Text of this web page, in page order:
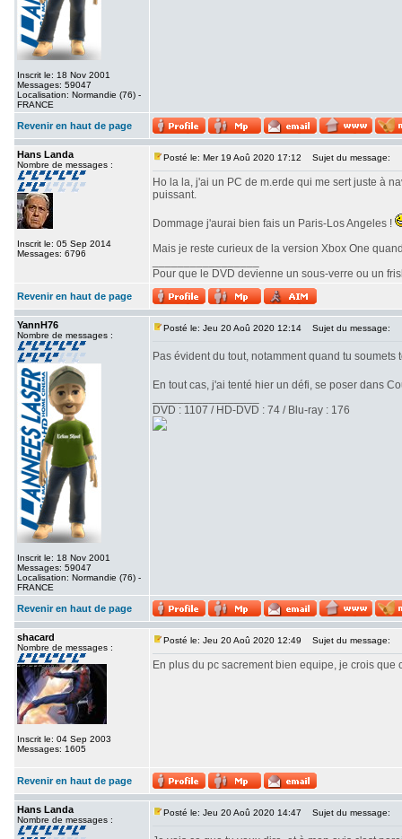
Inscrit le: 18 Nov 2001
Messages: 59047
Localisation: Normandie (76) -
FRANCE
Revenir en haut de page
Hans Landa
Nombre de messages :
Inscrit le: 05 Sep 2014
Messages: 6796
Posté le: Mer 19 Aoû 2020 17:12 Sujet du message:
Ho la la, j'ai un PC de m.erde qui me sert juste à
puissant.
Dommage j'aurai bien fais un Paris-Los Angeles !
Mais je reste curieux de la version Xbox One
Pour que le DVD devienne un sous-verre ou un
Revenir en haut de page
YannH76
Nombre de messages :
Inscrit le: 18 Nov 2001
Messages: 59047
Localisation: Normandie (76) -
FRANCE
Posté le: Jeu 20 Aoû 2020 12:14 Sujet du message:
Pas évident du tout, notamment quand tu
En tout cas, j'ai tenté hier un défi, se poser dans
DVD : 1107 / HD-DVD : 74 / Blu-ray : 176
Revenir en haut de page
shacard
Nombre de messages :
Inscrit le: 04 Sep 2003
Messages: 1605
Posté le: Jeu 20 Aoû 2020 12:49 Sujet du message:
En plus du pc sacrement bien equipe, je crois
Revenir en haut de page
Hans Landa
Nombre de messages :
Posté le: Jeu 20 Aoû 2020 14:47 Sujet du message: